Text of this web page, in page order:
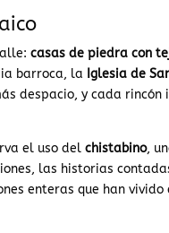
casas de piedra con
barroca, la Iglesia de
despacio, y cada rincón
el uso delchistabino,
las historias
enteras que han